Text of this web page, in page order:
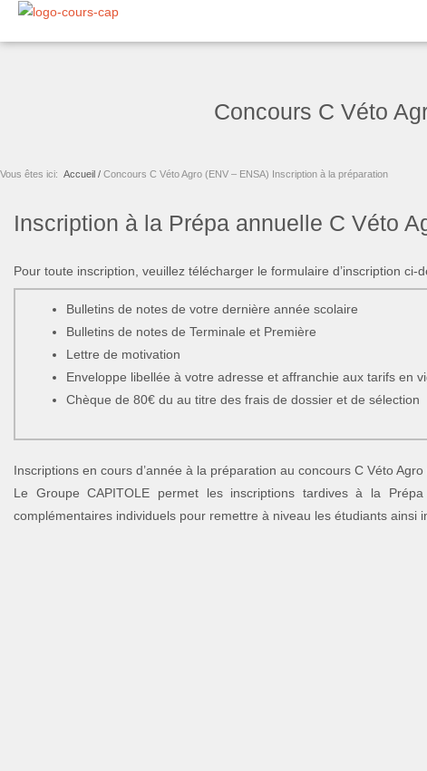
Aller
Concours C Véto
Vous êtes ici: Accueil / Concours C Véto Agro (ENV – ENSA) Inscription à la préparation
Inscription à la Prépa annuelle C Véto
Pour toute inscription, veuillez télécharger le formulaire d’inscription ci-
Bulletins de notes de votre dernière année scolaire
Bulletins de notes de Terminale et Première
Lettre de motivation
Enveloppe libellée à votre adresse et affranchie aux tarifs en
Chèque de 80€ du au titre des frais de dossier et de sélection
Inscriptions en cours d’année à la préparation au concours C Véto Agro
Le Groupe CAPITOLE permet les inscriptions tardives à la
complémentaires individuels pour remettre à niveau les étudiants ainsi